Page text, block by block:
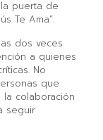
puerta de
Te Ama”.
dos veces
a quienes
No
que
colaboración
seguir